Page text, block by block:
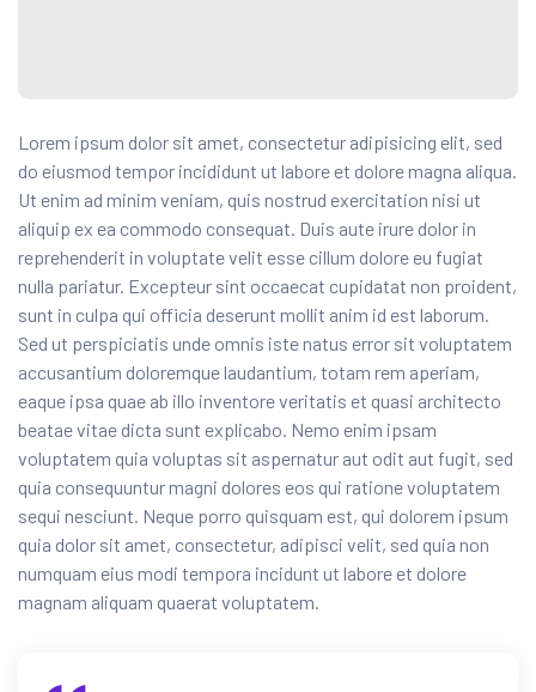
Lorem ipsum dolor sit amet, consectetur adipisicing elit, sed
do eiusmod tempor incididunt ut labore et dolore magna aliqua.
Ut enim ad minim veniam, quis nostrud exercitation nisi ut
aliquip ex ea commodo consequat. Duis aute irure dolor in
reprehenderit in voluptate velit esse cillum dolore eu fugiat
nulla pariatur. Excepteur sint occaecat cupidatat non proident,
sunt in culpa qui officia deserunt mollit anim id est laborum.
Sed ut perspiciatis unde omnis iste natus error sit voluptatem
accusantium doloremque laudantium, totam rem aperiam,
eaque ipsa quae ab illo inventore veritatis et quasi architecto
beatae vitae dicta sunt explicabo. Nemo enim ipsam
voluptatem quia voluptas sit aspernatur aut odit aut fugit, sed
quia consequuntur magni dolores eos qui ratione voluptatem
sequi nesciunt. Neque porro quisquam est, qui dolorem ipsum
quia dolor sit amet, consectetur, adipisci velit, sed quia non
numquam eius modi tempora incidunt ut labore et dolore
magnam aliquam quaerat voluptatem.